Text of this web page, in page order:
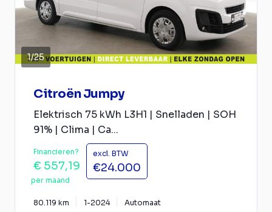
1/25
Citroën Jumpy
Elektrisch 75 kWh L3H1 | Snelladen | SOH
91% | Clima | Ca...
Financieren?
€ 557,19
per maand
excl. BTW
€24.000
80.119 km 1-2024 Automaat